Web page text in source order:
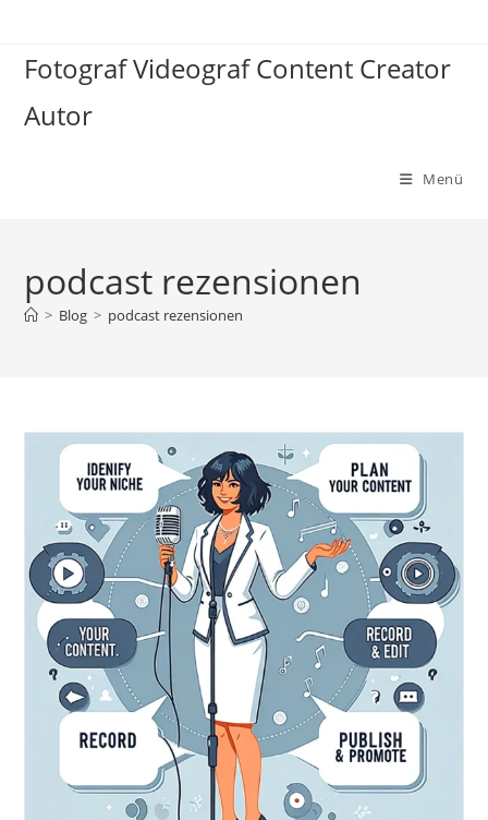
springen
Fotograf Videograf Content Creator
Autor
Menü
podcast rezensionen
> Blog > podcast rezensionen